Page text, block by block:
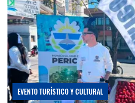
EVENTO TURÍSTICO Y CULTURAL